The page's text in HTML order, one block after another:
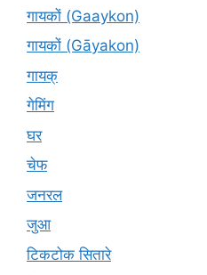
गायकों (Gaaykon)
गायकों (Gāyakon)
गायक्
गेमिंग
घर
चेफ
जनरल
जुआ
टिकटोक सितारे